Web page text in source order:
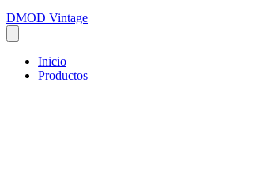
DMOD Vintage
Inicio
Productos